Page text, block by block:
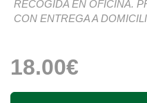
RECOGIDA EN OFICINA.
CON ENTREGA A
18.00€